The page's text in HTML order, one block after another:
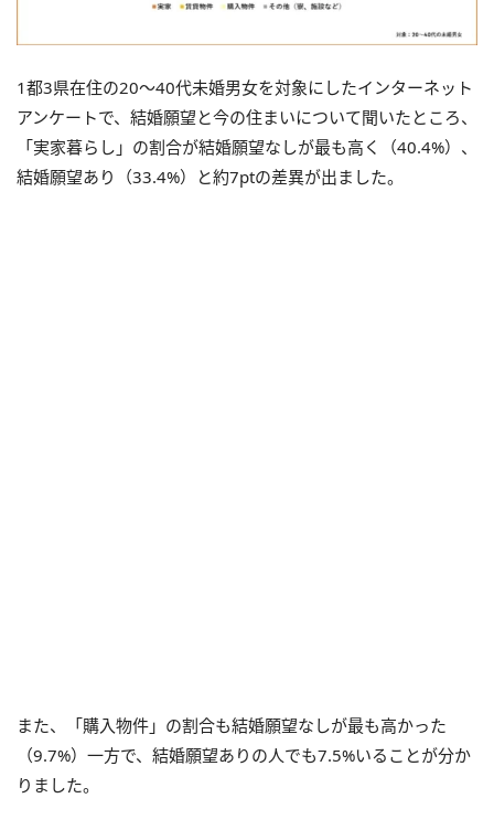
1都3県在住の20〜40代未婚男女を対象にしたインターネット
アンケートで、結婚願望と今の住まいについて聞いたところ、
「実家暮らし」の割合が結婚願望なしが最も高く（40.4%）、
結婚願望あり（33.4%）と約7ptの差異が出ました。
また、「購入物件」の割合も結婚願望なしが最も高かった
（9.7%）一方で、結婚願望ありの人でも7.5%いることが分か
りました。